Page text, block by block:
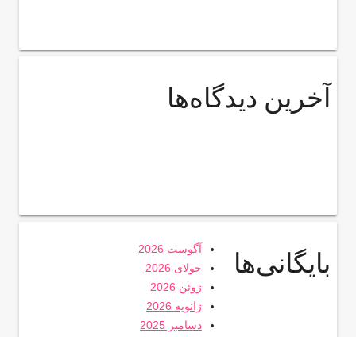
آخرین دیدگاه‌ها
بایگانی‌ها
آگوست 2026
جولای 2026
ژوئن 2026
ژانویه 2026
دسامبر 2025